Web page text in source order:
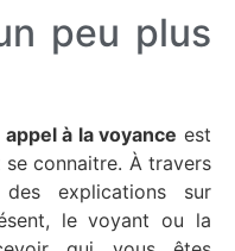
peu plus
à la voyance est
connaitre. À travers
des explications sur
le voyant ou la